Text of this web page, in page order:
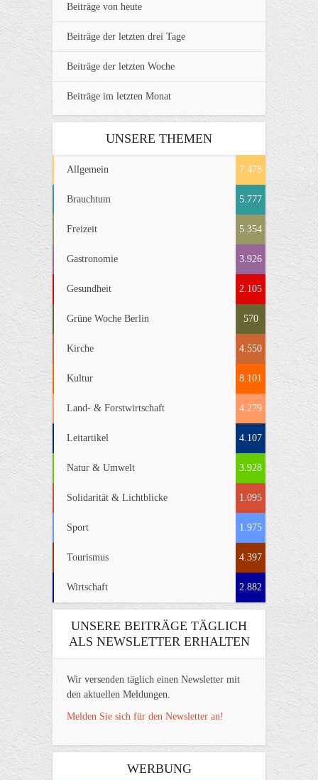
Beiträge von heute
Beiträge der letzten drei Tage
Beiträge der letzten Woche
Beiträge im letzten Monat
UNSERE THEMEN
Allgemein 7.478
Brauchtum 5.777
Freizeit 5.354
Gastronomie 3.926
Gesundheit 2.105
Grüne Woche Berlin 570
Kirche 4.550
Kultur 8.101
Land- & Forstwirtschaft 4.279
Leitartikel 4.107
Natur & Umwelt 3.928
Solidarität & Lichtblicke 1.095
Sport 1.975
Tourismus 4.397
Wirtschaft 2.882
UNSERE BEITRÄGE TÄGLICH
ALS NEWSLETTER ERHALTEN
Wir versenden täglich einen Newsletter mit
den aktuellen Meldungen.
Melden Sie sich für den Newsletter an!
WERBUNG